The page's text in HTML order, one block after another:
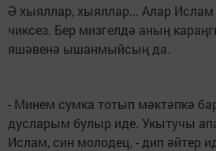
Ә хыяллар, хыяллар... Алар Ислам
чиксез. Бер мизгелдә аның
яшәвенә ышанмыйсың да.
- Минем сумка тотып мәктәпкә
дусларым булыр иде. Укытучы
Ислам, син молодец, - дип әйтер